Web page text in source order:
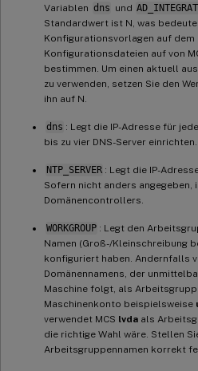
Variablen dns und
Standardwert ist N, was
Konfigurationsvorlagen auf dem
Konfigurationsdateien auf von
bestimmen. Um einen aktuell
zu verwenden, setzen Sie den
ihn auf N.
dns : Legt die IP-Adresse für
bis zu vier DNS-Server einrichten.
NTP_SERVER : Legt die IP-
Sofern nicht anders angegeben,
Domänencontrollers.
WORKGROUP : Legt den
Namen (Groß-/Kleinschreibung
konfiguriert haben. Andernfalls
Domänennamens, der
Maschine folgt, als
Maschinenkonto beispielsweise
verwendet MCS lvda als
die richtige Wahl wäre. Stellen
Arbeitsgruppennamen korrekt